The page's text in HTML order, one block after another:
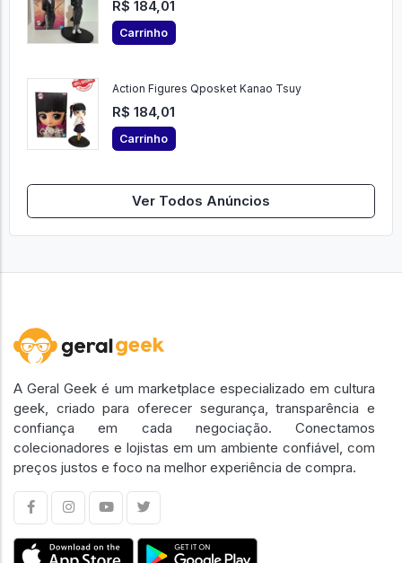
R$ 184,01
Carrinho
Action Figures Qposket Kanao Tsuy
R$ 184,01
Carrinho
Ver Todos Anúncios
A Geral Geek é um marketplace especializado em cultura
geek, criado para oferecer segurança, transparência e
confiança em cada negociação. Conectamos
colecionadores e lojistas em um ambiente confiável, com
preços justos e foco na melhor experiência de compra.